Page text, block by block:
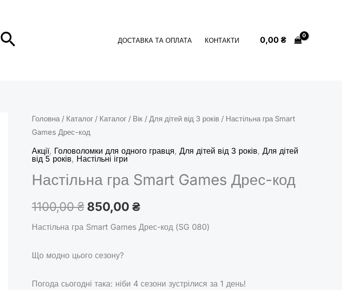
Пошук ДОСТАВКА ТА ОПЛАТА КОНТАКТИ 0,00 ₴
Головна/ Каталог / Каталог / Вік / Для дітей від 3 років / Настільна гра Smart
Games Дрес-код
Акції, Головоломки для одного гравця, Для дітей від 3 років, Для дітей
від 5 років, Настільні ігри
Настільна гра Smart Games Дрес-код
1100,00₴
Оригінальна
1100,00 ₴.
850,00 ₴
Поточна
Настільна гра Smart Games Дрес-код (SG 080)
Що модно цього сезону?
Погода сьогодні така: ніби 4 сезони зустрілися за 1 день!